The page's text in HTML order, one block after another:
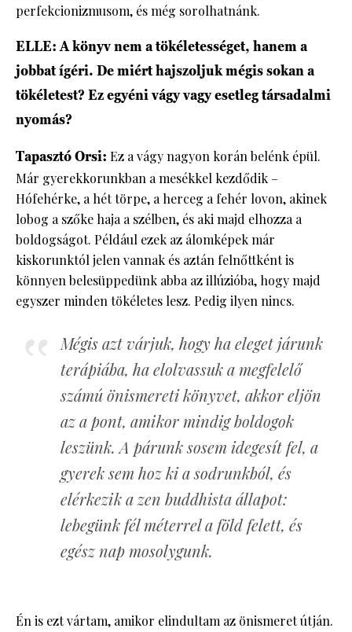
perfekcionizmusom, és még sorolhatnánk.
ELLE: A könyv nem a tökéletességet, hanem a
jobbat ígéri. De miért hajszoljuk mégis sokan a
tökéletest? Ez egyéni vágy vagy esetleg társadalmi
nyomás?
Tapasztó Orsi: Ez a vágy nagyon korán belénk épül.
Már gyerekkorunkban a mesékkel kezdődik –
Hófehérke, a hét törpe, a herceg a fehér lovon, akinek
lobog a szőke haja a szélben, és aki majd elhozza a
boldogságot. Például ezek az álomképek már
kiskorunktól jelen vannak és aztán felnőttként is
könnyen belesüppedünk abba az illúzióba, hogy majd
egyszer minden tökéletes lesz. Pedig ilyen nincs.
Mégis azt várjuk, hogy ha eleget járunk
terápiába, ha elolvassuk a megfelelő
számú önismereti könyvet, akkor eljön
az a pont, amikor mindig boldogok
leszünk. A párunk sosem idegesít fel, a
gyerek sem hoz ki a sodrunkból, és
elérkezik a zen buddhista állapot:
lebegünk fél méterrel a föld felett, és
egész nap mosolygunk.
Én is ezt vártam, amikor elindultam az önismeret útján.